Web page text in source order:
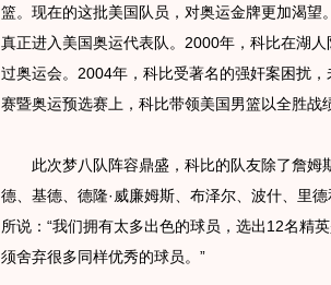
篮。现在的这批美国队员，对奥运金牌更加渴望
真正进入美国奥运代表队。2000年，科比在湖
过奥运会。2004年，科比受著名的强奸案困扰
赛暨奥运预选赛上，科比带领美国男篮以全胜战
此次梦八队阵容鼎盛，科比的队友除了詹姆
德、基德、德隆·威廉姆斯、布泽尔、波什、里
所说：“我们拥有太多出色的球员，选出12名精
须舍弃很多同样优秀的球员。”